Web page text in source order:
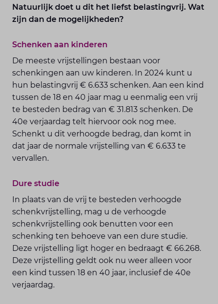
Natuurlijk doet u dit het liefst belastingvrij. Wat
zijn dan de mogelijkheden?
Schenken aan kinderen
De meeste vrijstellingen bestaan voor
schenkingen aan uw kinderen. In 2024 kunt u
hun belastingvrij € 6.633 schenken. Aan een kind
tussen de 18 en 40 jaar mag u eenmalig een vrij
te besteden bedrag van € 31.813 schenken. De
40e verjaardag telt hiervoor ook nog mee.
Schenkt u dit verhoogde bedrag, dan komt in
dat jaar de normale vrijstelling van € 6.633 te
vervallen.
Dure studie
In plaats van de vrij te besteden verhoogde
schenkvrijstelling, mag u de verhoogde
schenkvrijstelling ook benutten voor een
schenking ten behoeve van een dure studie.
Deze vrijstelling ligt hoger en bedraagt € 66.268.
Deze vrijstelling geldt ook nu weer alleen voor
een kind tussen 18 en 40 jaar, inclusief de 40e
verjaardag.